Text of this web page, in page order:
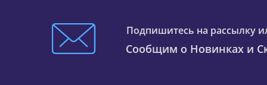
Подпишитесь на рассылку
Сообщим о Новинках и